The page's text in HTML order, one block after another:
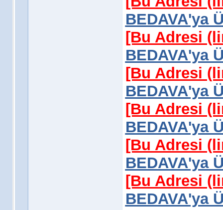
BEDAVA'ya
[Bu Adresi
BEDAVA'ya
[Bu Adresi
BEDAVA'ya
[Bu Adresi
BEDAVA'ya
[Bu Adresi
BEDAVA'ya
[Bu Adresi
BEDAVA'ya